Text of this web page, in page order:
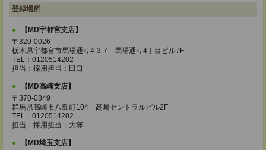
登録場所
【MD宇都宮支店】
〒320-0026
栃木県宇都宮市馬場通り4-3-7 馬場通り4丁目ビル7F
TEL：0120514202
担当：採用担当：田口
【MD高崎支店】
〒370-0849
群馬県高崎市八島町104 高崎セントラルビル2F
TEL：0120514202
担当：採用担当：大塚
【MD埼玉支店】